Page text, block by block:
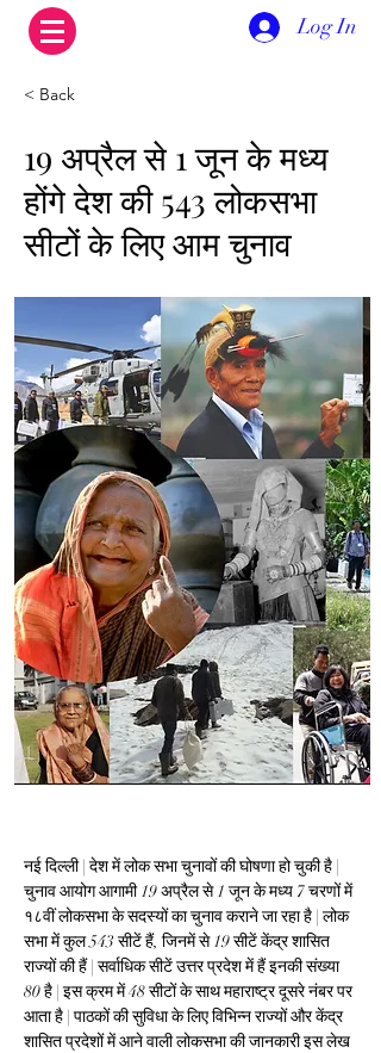
Log In
< Back
19 अप्रैल से 1 जून के मध्य
होंगे देश की 543 लोकसभा
सीटों के लिए आम चुनाव
नई दिल्ली | देश में लोक सभा चुनावों की घोषणा हो चुकी है |
चुनाव आयोग आगामी 19 अप्रैल से 1 जून के मध्य 7 चरणों में
१८वीं लोकसभा के सदस्यों का चुनाव कराने जा रहा है | लोक
सभा में कुल 543 सीटें हैं, जिनमें से 19 सीटें केंद्र शासित
राज्यों की हैं | सर्वाधिक सीटें उत्तर प्रदेश में हैं इनकी संख्या
80 है | इस क्रम में 48 सीटों के साथ महाराष्ट्र दूसरे नंबर पर
आता है | पाठकों की सुविधा के लिए विभिन्न राज्यों और केंद्र
शासित प्रदेशों में आने वाली लोकसभा की जानकारी इस लेख